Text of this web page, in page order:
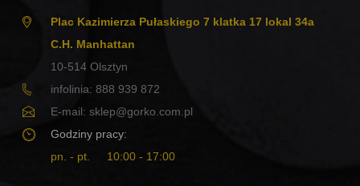
Plac Kazimierza Pułaskiego 7 klatka 17 lokal 34a
C.H. Manhattan
10-514 Olsztyn
infolinia: 888 939 872
E-mail: sklep@gorko.com.pl
Godziny pracy:
pn. - pt.
10:00 - 17:00